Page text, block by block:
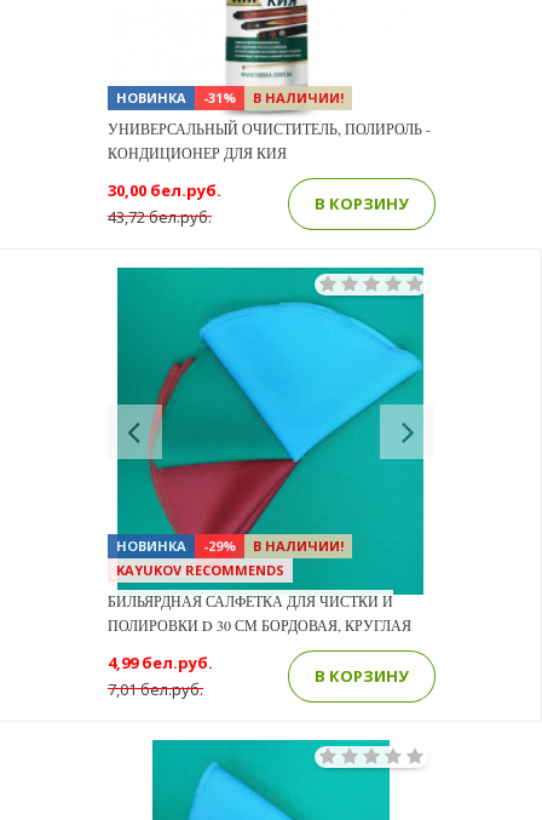
НОВИНКА -31% В НАЛИЧИИ!
УНИВЕРСАЛЬНЫЙ ОЧИСТИТЕЛЬ, ПОЛИРОЛЬ -
КОНДИЦИОНЕР ДЛЯ КИЯ
43,72 бел.руб.
30,00 бел.руб.
В КОРЗИНУ
Previous
НОВИНКА -29%
В НАЛИЧИИ!
KAYUKOV RECOMMENDS
БИЛЬЯРДНАЯ САЛФЕТКА ДЛЯ ЧИСТКИ И
ПОЛИРОВКИ D 30 СМ БОРДОВАЯ, КРУГЛАЯ
7,01 бел.руб.
4,99 бел.руб.
В КОРЗИНУ